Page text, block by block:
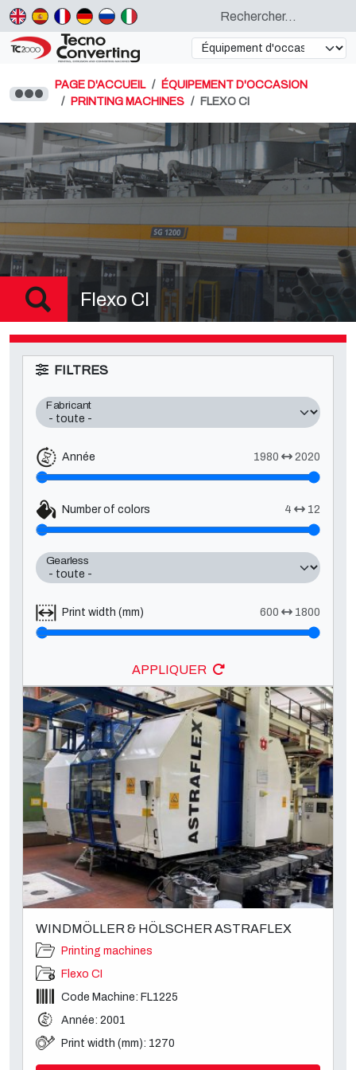
PAGE D'ACCUEIL
ÉQUIPEMENT D'OCCASION
PRINTING MACHINES
FLEXO CI
Flexo CI
FILTRES
Fabricant
Année 1980 2020
Number of colors 4 12
Gearless
Print width (mm) 600 1800
APPLIQUER
WINDMÖLLER & HÖLSCHER ASTRAFLEX
Printing machines
Flexo CI
Code Machine: FL1225
Année: 2001
Print width (mm): 1270